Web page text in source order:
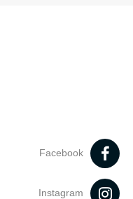
Facebook
Instagram